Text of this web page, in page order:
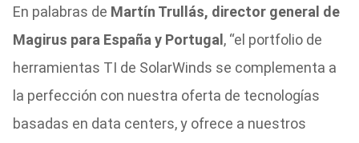
En palabras de Martín Trullás, director general de
Magirus para España y Portugal , “el portfolio de
herramientas TI de SolarWinds se complementa a
la perfección con nuestra oferta de tecnologías
basadas en data centers, y ofrece a nuestros